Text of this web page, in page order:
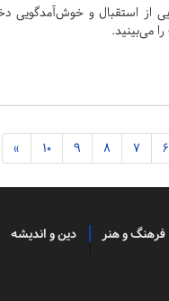
از استقبال و خوش‌آمدگویی
می‌بینید.
6
7
8
9
10
»
فرهنگ و هنر دین و اندیشه